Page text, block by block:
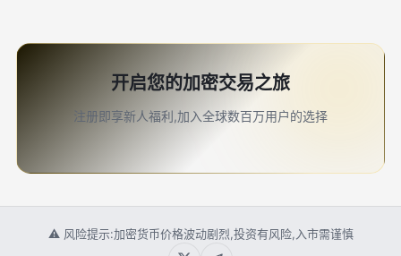
开启您的加密交易之旅
注册即享新人福利,加入全球数百万用户的选择
⚠ 风险提示:加密货币价格波动剧烈,投资有风险,入市需谨慎